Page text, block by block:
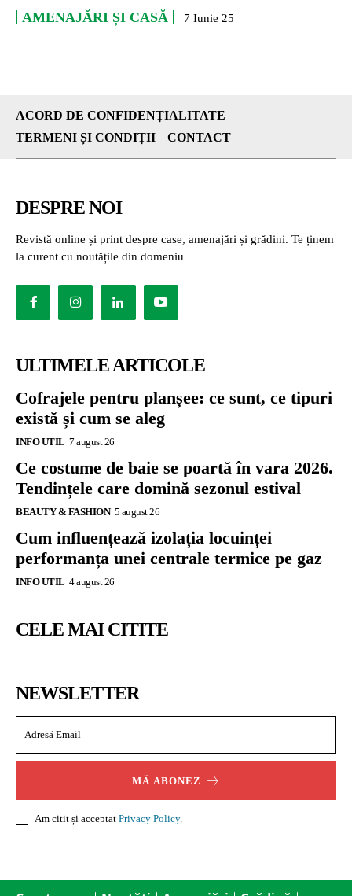
AMENAJĂRI ȘI CASĂ 7 Iunie 25
ACORD DE CONFIDENȚIALITATE
TERMENI ȘI CONDIȚII
CONTACT
DESPRE NOI
Revistă online și print despre case, amenajări și grădini. Te ținem
la curent cu noutățile din domeniu
ULTIMELE ARTICOLE
Cofrajele pentru planșee: ce sunt, ce tipuri
există și cum se aleg
INFO UTIL 7 august 26
Ce costume de baie se poartă în vara 2026.
Tendințele care domină sezonul estival
BEAUTY & FASHION 5 august 26
Cum influențează izolația locuinței
performanța unei centrale termice pe gaz
INFO UTIL 4 august 26
CELE MAI CITITE
NEWSLETTER
MĂ ABONEZ
Am citit și acceptat Privacy Policy.